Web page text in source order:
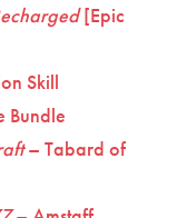
[Epic
Skill
Bundle
– Tabard of